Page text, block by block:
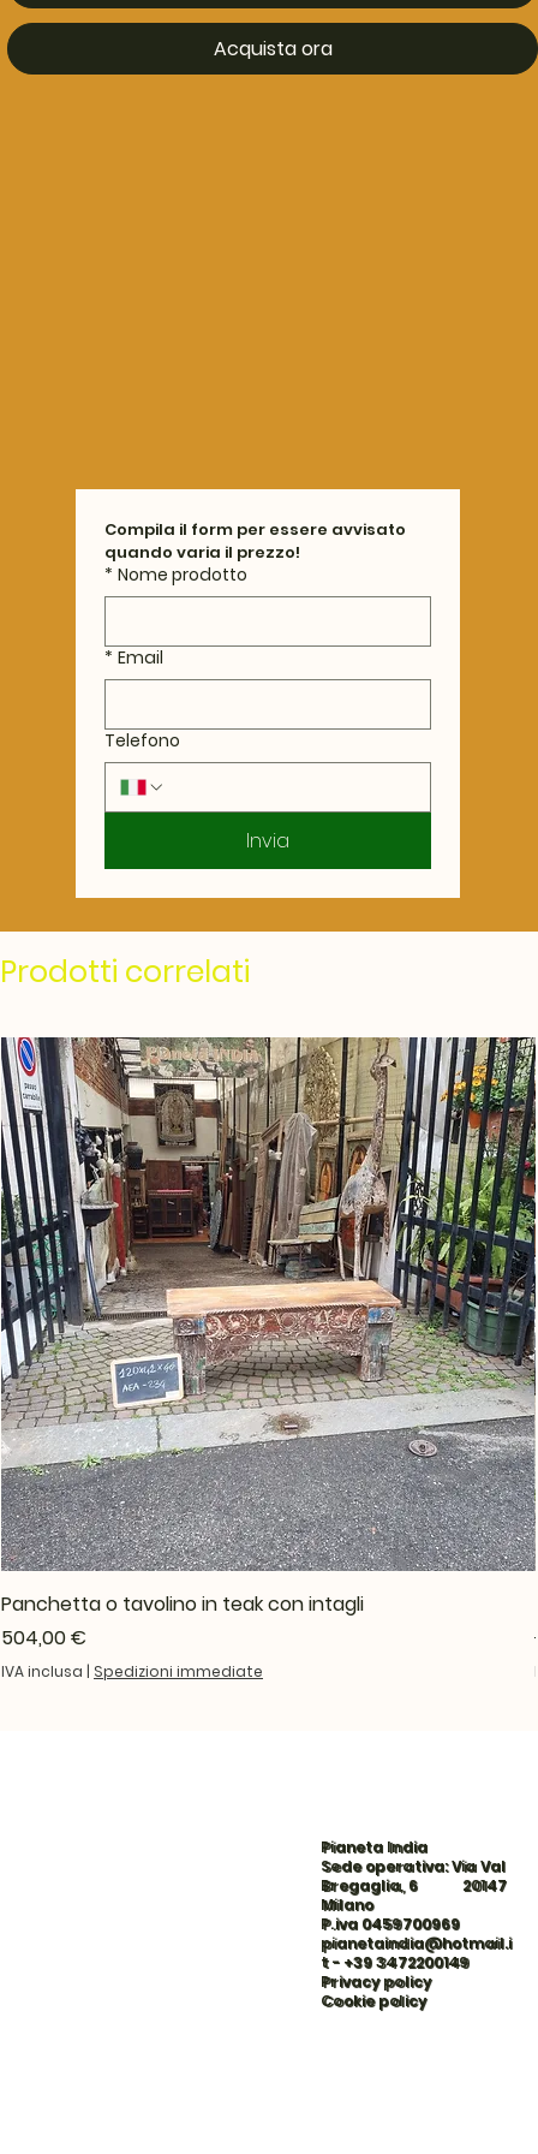
Acquista ora
Compila il form per essere avvisato
quando varia il prezzo!
* Nome prodotto
* Email
Telefono
Invia
Prodotti correlati
Panchetta o tavolino in teak con intagli
Prezzo
504,00 €
IVA inclusa | Spedizioni immediate
Pianeta India
Sede operativa: Via Val
Bregaglia, 6 20147
Milano
P.iva 0459700969
pianetaindia@hotmail.i
t- +39 3472200149
Privacy policy
Cookie policy